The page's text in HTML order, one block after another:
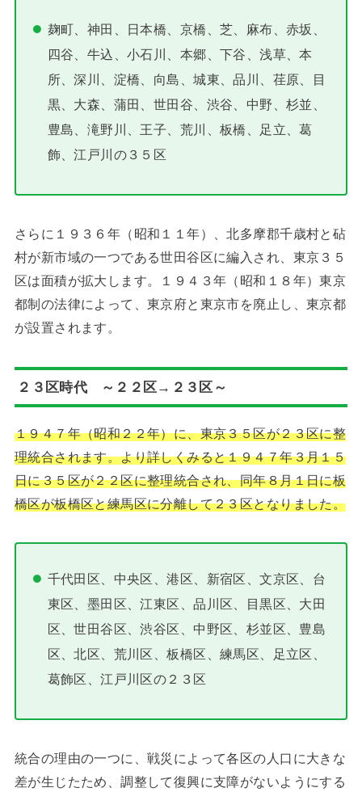
麹町、神田、日本橋、京橋、芝、麻布、赤坂、
四谷、牛込、小石川、本郷、下谷、浅草、本
所、深川、淀橋、向島、城東、品川、荏原、目
黒、大森、蒲田、世田谷、渋谷、中野、杉並、
豊島、滝野川、王子、荒川、板橋、足立、葛
飾、江戸川の３５区
さらに１９３６年（昭和１１年）、北多摩郡千歳村と砧
村が新市域の一つである世田谷区に編入され、東京３５
区は面積が拡大します。１９４３年（昭和１８年）東京
都制の法律によって、東京府と東京市を廃止し、東京都
が設置されます。
２３区時代 ～２２区→２３区～
１９４７年（昭和２２年）に、東京３５区が２３区に整
理統合されます。より詳しくみると１９４７年３月１５
日に３５区が２２区に整理統合され、同年８月１日に板
橋区が板橋区と練馬区に分離して２３区となりました。
千代田区、中央区、港区、新宿区、文京区、台
東区、墨田区、江東区、品川区、目黒区、大田
区、世田谷区、渋谷区、中野区、杉並区、豊島
区、北区、荒川区、板橋区、練馬区、足立区、
葛飾区、江戸川区の２３区
統合の理由の一つに、戦災によって各区の人口に大きな
差が生じたため、調整して復興に支障がないようにする